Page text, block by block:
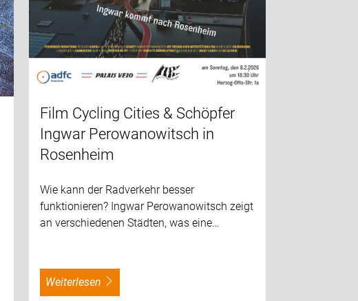
Film Cycling Cities & Schöpfer
Ingwar Perowanowitsch in
Rosenheim
Wie kann der Radverkehr besser
funktionieren? Ingwar Perowanowitsch zeigt
an verschiedenen Städten, was eine…
weiterlesen